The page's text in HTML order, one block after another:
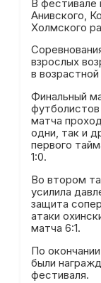
В фестивале
Анивского,
Холмского
взрослых
в
Финальный
матча
одни, так и
первого
1:0.
Во втором
усилила
защита
атаки
матча 6:1.
По
были
фестиваля.